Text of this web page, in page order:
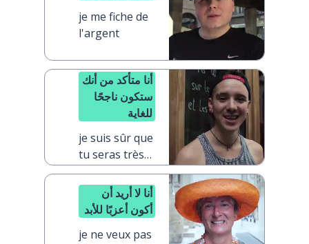
je me fiche de
l'argent
أنا متأكد من أنك
ستكون ناجحًا
للغاية
je suis sûr que
tu seras très
brillant
أنا لا أريد أن
أكون أعزبًا للأبد
je ne veux pas